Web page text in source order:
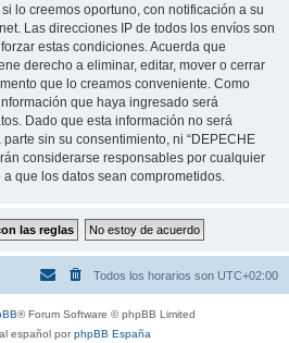
lo creemos oportuno, con notificación a su
Las direcciones IP de todos los envíos son
estas condiciones. Acuerda que
derecho a eliminar, editar, mover o cerrar
que lo creamos conveniente. Como
que haya ingresado será
Dado que esta información no será
sin su consentimiento, ni “DEPECHE
considerarse responsables por cualquier
que los datos sean comprometidos.
Todos los horarios son UTC+02:00
® Forum Software © phpBB Limited
español porphpBB España